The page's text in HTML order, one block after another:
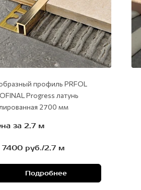
профиль PRFOL
Progress латунь
2700 мм
за 2,7 м
7400 руб./2,7 м
Подробнее